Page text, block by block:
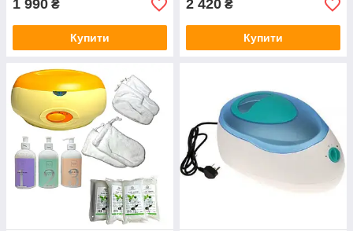
1 990 ₴
Купити
2 420 ₴
Купити